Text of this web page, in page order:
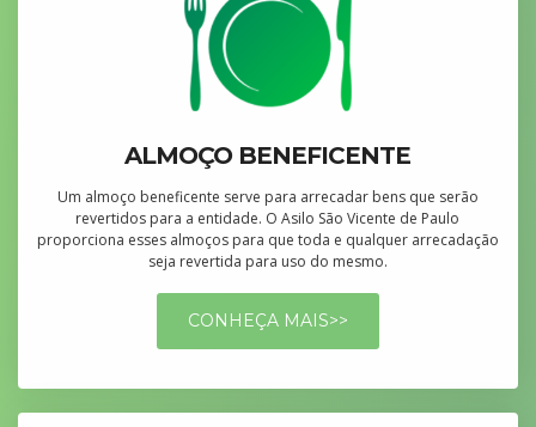
ALMOÇO BENEFICENTE
Um almoço beneficente serve para arrecadar bens que serão
revertidos para a entidade. O Asilo São Vicente de Paulo
proporciona esses almoços para que toda e qualquer arrecadação
seja revertida para uso do mesmo.
CONHEÇA MAIS>>